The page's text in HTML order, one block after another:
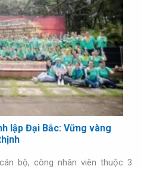
lập Đại Bắc: Vững vàng
bộ, công nhân viên thuộc 3